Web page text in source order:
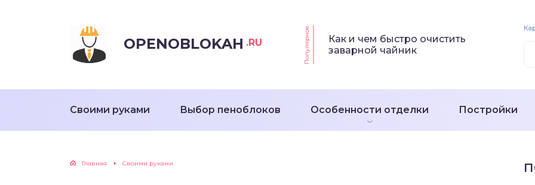
OPENOBLOKAH .RU Популярное
Как и чем быстро очистить
заварной чайник
Своими руками Выбор пеноблоков Особенности отделки Постройки
Главная Своими руками